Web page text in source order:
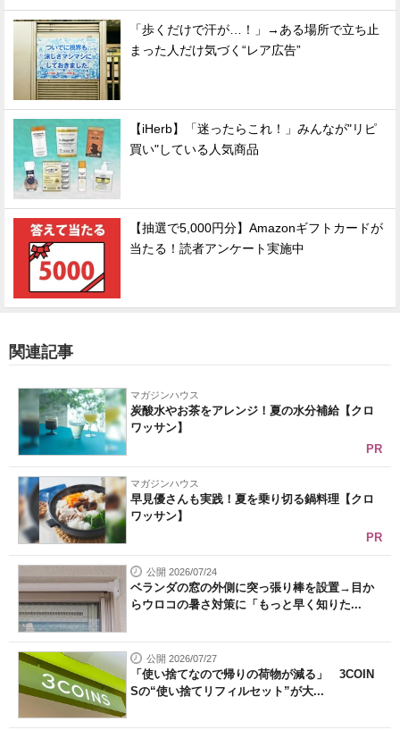
「歩くだけで汗が…！」→ある場所で立ち止
まった人だけ気づく“レア広告”
【iHerb】「迷ったらこれ！」みんなが"リピ
買い"している人気商品
【抽選で5,000円分】Amazonギフトカードが
当たる！読者アンケート実施中
関連記事
マガジンハウス
炭酸水やお茶をアレンジ！夏の水分補給【クロ
ワッサン】
PR
マガジンハウス
早見優さんも実践！夏を乗り切る鍋料理【クロ
ワッサン】
PR
公開 2026/07/24
ベランダの窓の外側に突っ張り棒を設置→目か
らウロコの暑さ対策に「もっと早く知りた...
公開 2026/07/27
「使い捨てなので帰りの荷物が減る」 3COIN
Sの“使い捨てリフィルセット”が大...